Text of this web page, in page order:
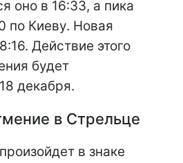
оно в 16:33, а пика
по Киеву. Новая
Действие этого
будет
декабря.
в Стрельце
в знаке